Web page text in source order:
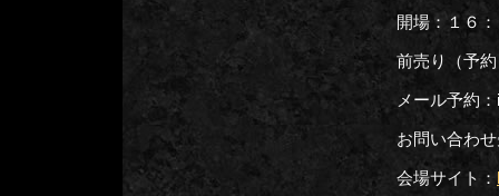
開場：１６
前売り（予
メール予約
お問い合わ
会場サイト：